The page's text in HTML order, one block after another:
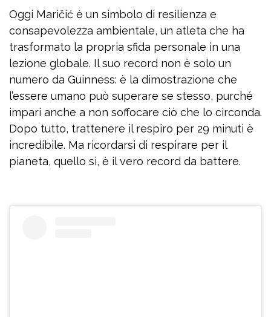
Oggi Maričić è un simbolo di resilienza e
consapevolezza ambientale, un atleta che ha
trasformato la propria sfida personale in una
lezione globale. Il suo record non è solo un
numero da Guinness: è la dimostrazione che
l’essere umano può superare se stesso, purché
impari anche a non soffocare ciò che lo circonda.
Dopo tutto, trattenere il respiro per 29 minuti è
incredibile. Ma ricordarsi di respirare per il
pianeta, quello sì, è il vero record da battere.